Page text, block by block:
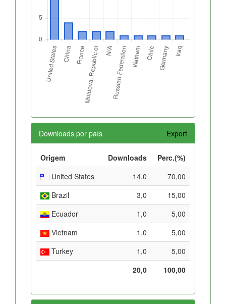
Downloads por país Export
Origem Downloads
Perc.(%)
United States
14,0
70,00
Brazil
3,0
15,00
Ecuador
1,0
5,00
Vietnam
1,0
5,00
Turkey
1,0
5,00
20,0
100,00